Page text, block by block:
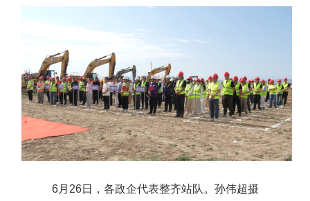
6月26日，各政企代表整齐站队。孙伟超摄